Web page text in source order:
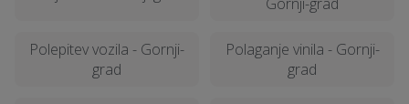
Polepitev vozila - Gornji-
grad
Polaganje vinila - Gornji-
grad